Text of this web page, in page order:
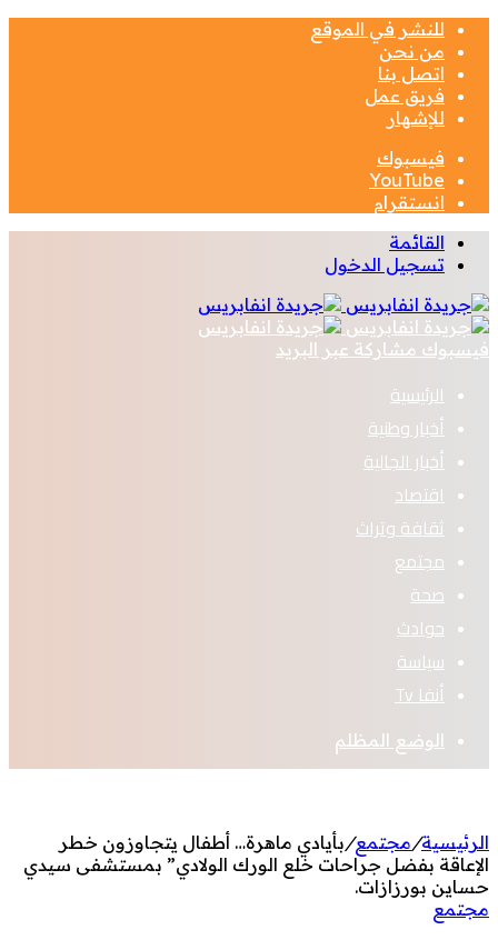
للنشر في الموقع
من نحن
اتصل بنا
فريق عمل
للإشهار
فيسبوك
‫YouTube
انستقرام
القائمة
تسجيل الدخول
فيسبوك مشاركة عبر البريد
الرئيسية
أخبار وطنية
أخبار الجالية
اقتصاد
ثقافة وتراث
مجتمع
صحة
حوادث
سياسة
أنفا Tv
الوضع المظلم
الرئيسية/مجتمع/بأيادي ماهرة… أطفال يتجاوزون خطر
الإعاقة بفضل جراحات خلع الورك الولادي” بمستشفى سيدي
حساين بورزازات.
مجتمع